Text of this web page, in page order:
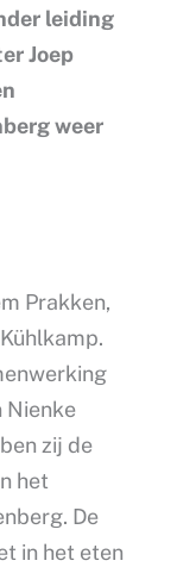
leiding
Joep
weer
Prakken,
Nienke
zij de
het
De
in het eten